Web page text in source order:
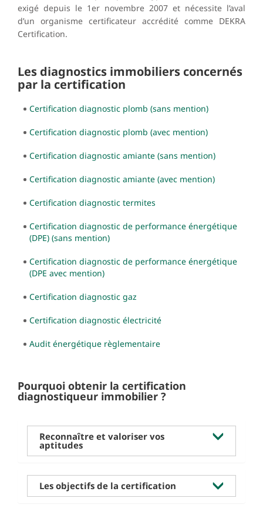
exigé depuis le 1er novembre 2007 et nécessite l’aval
d’un organisme certificateur accrédité comme DEKRA
Certification.
Les diagnostics immobiliers concernés
par la certification
Certification diagnostic plomb (sans mention)
Certification diagnostic plomb (avec mention)
Certification diagnostic amiante (sans mention)
Certification diagnostic amiante (avec mention)
Certification diagnostic termites
Certification diagnostic de performance énergétique
(DPE) (sans mention)
Certification diagnostic de performance énergétique
(DPE avec mention)
Certification diagnostic gaz
Certification diagnostic électricité
Audit énergétique règlementaire
Pourquoi obtenir la certification
diagnostiqueur immobilier ?
Reconnaître et valoriser vos
aptitudes
Les objectifs de la certification